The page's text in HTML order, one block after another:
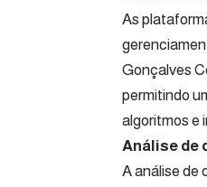
As
Gonçalves
permitindo
algoritmos e
Análise de
A análise de